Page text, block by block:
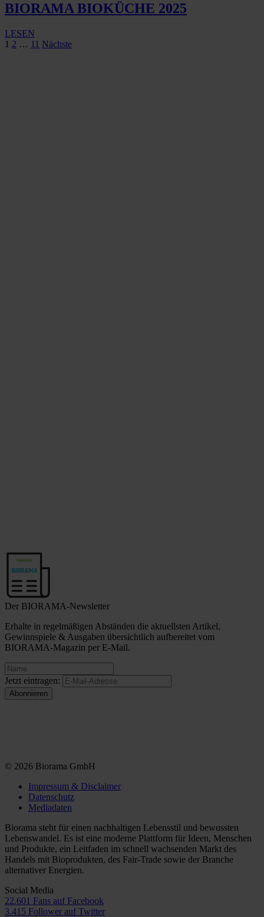
BIORAMA BIOKÜCHE 2025
LESEN
Seitennummerierung
1 2 … 11 Nächste
Der BIORAMA-Newsletter
Erhalte in regelmäßigen Abständen die aktuellsten Artikel,
Gewinnspiele & Ausgaben übersichtlich aufbereitet vom
BIORAMA-Magazin per E-Mail.
Jetzt eintragen:
© 2026 Biorama GmbH
Impressum & Disclaimer
Datenschutz
Mediadaten
Biorama steht für einen nachhaltigen Lebensstil und bewussten
Lebenswandel. Es ist eine moderne Plattform für Ideen, Menschen
und Produkte, ein Leitfaden im schnell wachsenden Markt des
Handels mit Bioprodukten, des Fair-Trade sowie der Branche
alternativer Energien.
Social Media
22.601 Fans auf Facebook
3.415 Follower auf Twitter